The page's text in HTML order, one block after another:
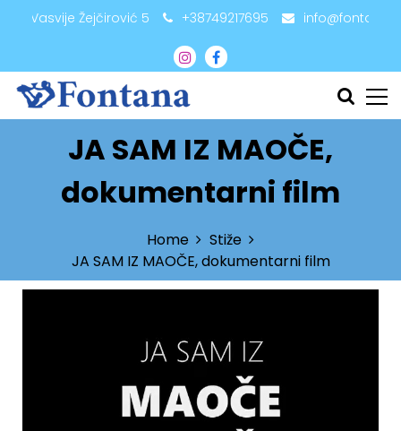
Vasvije Žejčirović 5 +38749217695
JA SAM IZ MAOČE,
dokumentarni film
Home
Stiže
JA SAM IZ MAOČE, dokumentarni film